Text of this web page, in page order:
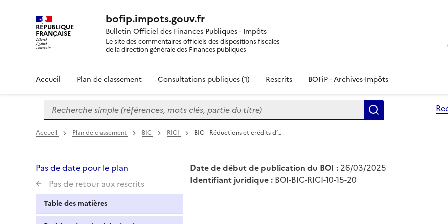
RÉPUBLIQUE
FRANÇAISE
bofip.impots.gouv.fr
Bulletin Officiel des Finances Publiques - Impôts
Le site des commentaires officiels des dispositions fiscales
de la direction générale des Finances publiques
Accueil Plan de classement Consultations publiques (1) Rescrits BOFiP - Archives-Impôts
Formulaire
de
recherche
Recherche simple (références, mots clés, partie du titre)
Accueil Plan de classement BIC RICI BIC - Réductions et crédits d’…
Pas de date pour le plan
Pas de retour aux rescrits
Table des matières
Date de début de publication du BOI : 26/03/2025
Identifiant juridique : BOI-BIC-RICI-10-15-20